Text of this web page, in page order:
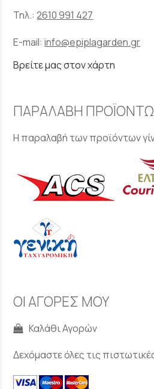
Τηλ.:2610 991 427
E-mail:info@epiplagarden.gr
Βρείτε μας στον χάρτη
ΠΑΡΑΛΑΒΗ
Η παραλαβή των προϊόντων
ΟΙ ΑΓΟΡΕΣ ΜΟΥ
Καλάθι Αγορών
Δεχόμαστε όλες τις